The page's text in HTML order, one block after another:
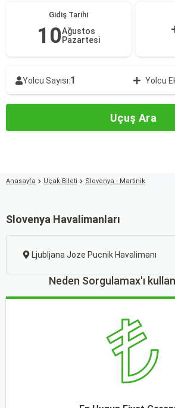
Gidiş Tarihi
10Ağustos
Pazartesi
Yolcu Sayısı:1 Yolcu
Uçuş Ara
Anasayfa Uçak Bileti Slovenya - Martinik
Slovenya Havalimanları
Ljubljana Joze Pucnik Havalimanı
Neden Sorgulamax'ı